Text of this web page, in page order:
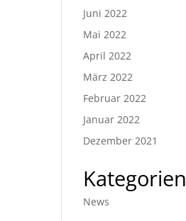
Juni 2022
Mai 2022
April 2022
März 2022
Februar 2022
Januar 2022
Dezember 2021
Kategorien
News